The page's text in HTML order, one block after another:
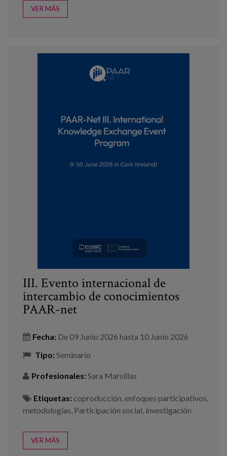
VER MÁS
III. Evento internacional de
intercambio de conocimientos
PAAR-net
Fecha: De 09 Junio 2026 hasta 10 Junio 2026
Tipo: Seminario
Profesionales: Sara Marsillas
Etiquetas: coproducción enfoques participativos
metodologías Participación social investigación
VER MÁS